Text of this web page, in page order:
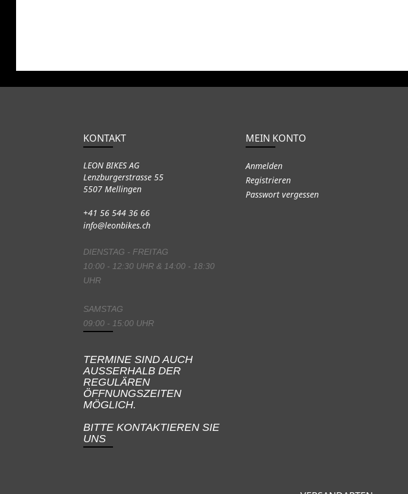
KONTAKT
LEON BIKES AG
Lenzburgerstrasse 55
5507 Mellingen
+41 56 544 36 66
info@leonbikes.ch
DIENSTAG - FREITAG
10:00 - 12:30 UHR & 14:00 - 18:30
UHR
SAMSTAG
09:00 - 15:00 UHR
TERMINE SIND AUCH
AUSSERHALB DER
REGULÄREN
ÖFFNUNGSZEITEN
MÖGLICH.
BITTE KONTAKTIEREN SIE
UNS
MEIN KONTO
Anmelden
Registrieren
Passwort vergessen